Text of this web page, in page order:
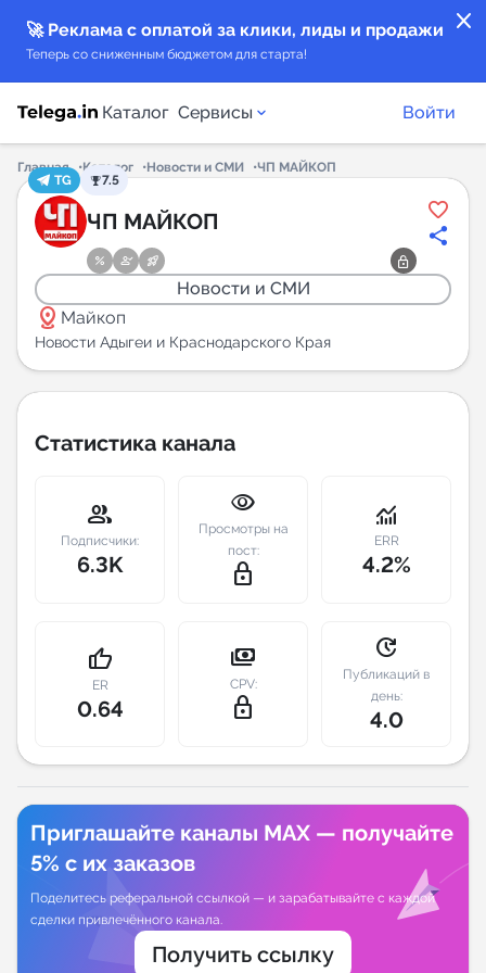
close
🚀 Реклама с оплатой за клики, лиды и продажи
Теперь со сниженным бюджетом для старта!
Каталог Сервисы
Каталог каналов
Каталог ботов
Горящие предложения
Индекс читаемости каналов в Telegram
Аналитика MAX каналов
Индивидуальное сопровождение
Аналитика Telegram
Войти
Главная Каталог Новости и СМИ
ЧП МАЙКОП
TG
7.5
ЧП МАЙКОП
Новости и СМИ
distance Майкоп
Новости Адыгеи и Краснодарского Края
Статистика канала
group
Подписчики:
6.3K
visibility
Просмотры на
пост:
lock_outline
monitoring
ERR
4.2%
thumb_up
ER
0.64
payments
CPV:
lock_outline
update
Публикаций в
день:
4.0
Приглашайте каналы MAX — получайте
5% с их заказов
Поделитесь реферальной ссылкой — и зарабатывайте с каждой
сделки привлечённого канала.
Получить ссылку